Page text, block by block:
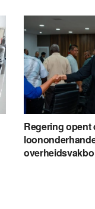
Regering opent